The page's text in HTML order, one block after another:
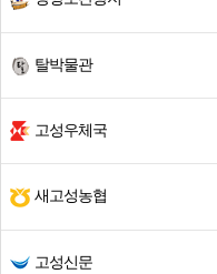
탈박물관
고성우체국
새고성농협
고성신문